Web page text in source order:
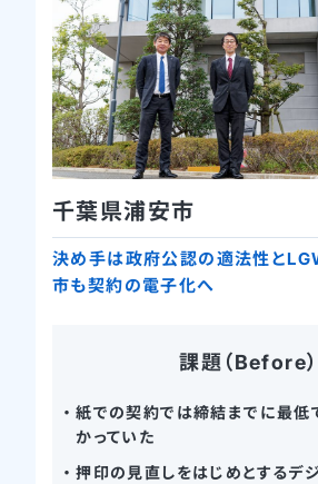
千葉県浦安市
決め手は政府公認の適法性と
市も契約の電子化へ
課題（Before）
紙での契約では締結までに最低
かっていた
押印の見直しをはじめとするデ